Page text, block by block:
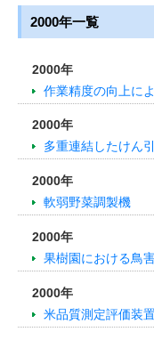
2000年一覧
2000年
作業精度の向上に
2000年
多重連結したけん
2000年
軟弱野菜調製機
2000年
果樹園における鳥
2000年
米品質測定評価装